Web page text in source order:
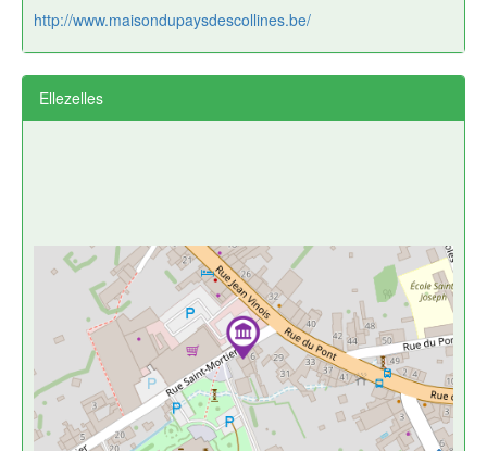
http://www.maisondupaysdescollines.be/
Ellezelles